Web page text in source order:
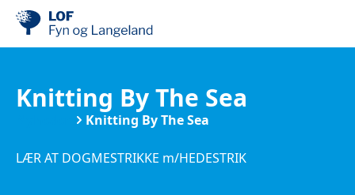
Knitting By The Sea
Knitting By The Sea
LÆR AT DOGMESTRIKKE m/HEDESTRIK